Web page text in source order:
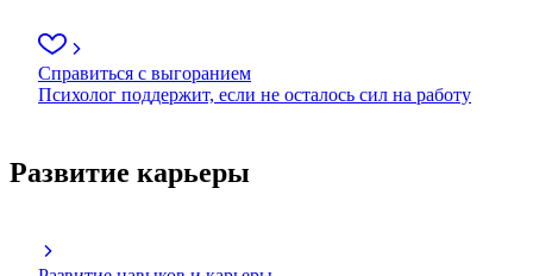
Справиться с выгоранием
Психолог поддержит, если не осталось сил на работу
Развитие карьеры